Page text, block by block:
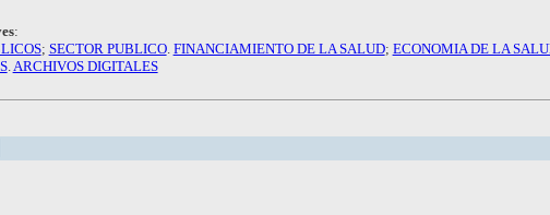
:
; SECTOR PUBLICO. FINANCIAMIENTO DE LA SALUD; ECONOMIA DE LA
. ARCHIVOS DIGITALES